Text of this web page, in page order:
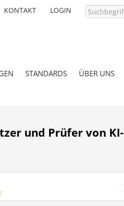
KONTAKT LOGIN
PASSWORT VERGESSEN?
STANDARDS ÜBER UNS
und Prüfer von KI-